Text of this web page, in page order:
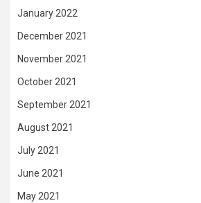
January 2022
December 2021
November 2021
October 2021
September 2021
August 2021
July 2021
June 2021
May 2021